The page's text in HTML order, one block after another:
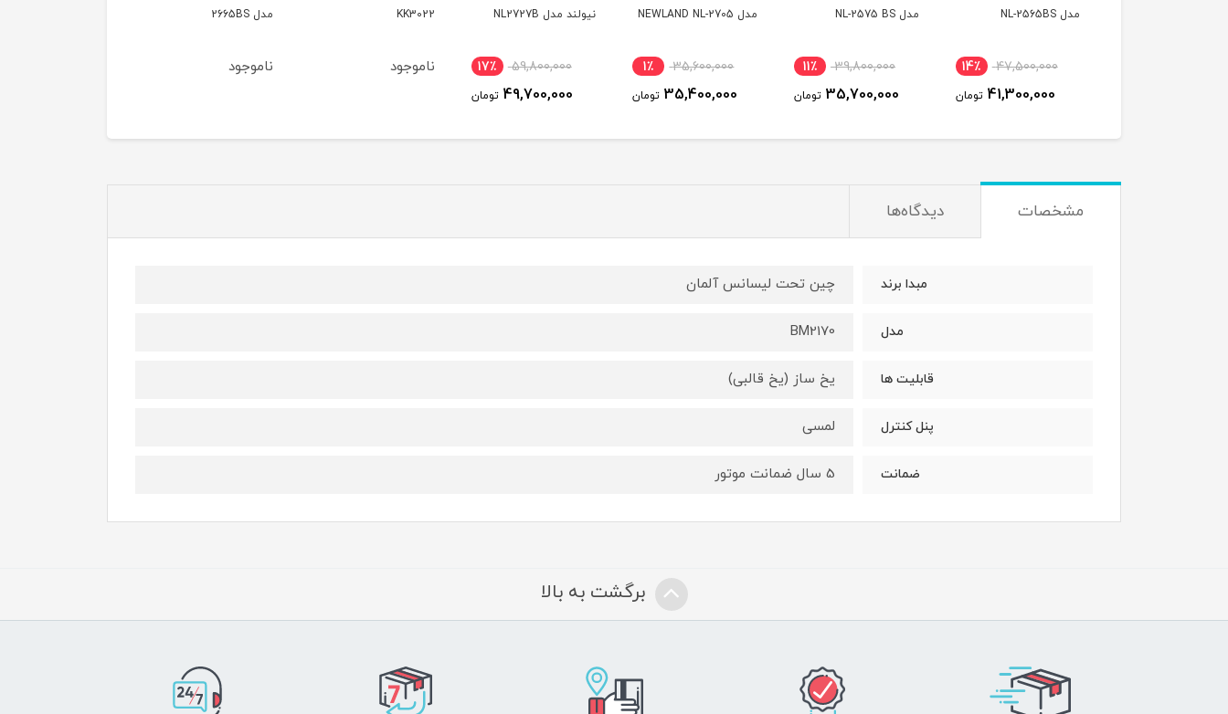
مدل NL-2565BS
47,500,000 14٪
41,300,000 تومان
مدل NL-2575 BS
39,800,000 11٪
35,700,000 تومان
مدل NEWLAND NL-2705
35,600,000 1٪
35,400,000 تومان
نیولند مدل NL2727B
59,800,000 17٪
49,700,000 تومان
KK3022
ناموجود
مدل 2665BS
ناموجود
مشخصات دیدگاه‌ها
مبدا برند چین تحت لیسانس آلمان
مدل BM2170
قابلیت ها یخ ساز (یخ قالبی)
پنل کنترل لمسی
ضمانت 5 سال ضمانت موتور
برگشت به بالا